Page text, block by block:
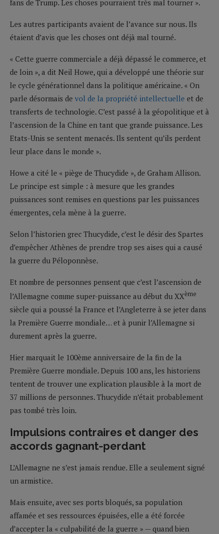
fans de Trump. Les choses pourraient très mal tourner ».
Les autres participants avaient de l’avance sur nous. Ils
étaient d’avis que les choses ont déjà mal tourné.
« Cette guerre commerciale a déjà dépassé le commerce, et
de loin », a dit Neil Howe, qui a développé une théorie sur
le cycle générationnel dans la politique américaine. « On
parle désormais de vol de la propriété intellectuelle et de
transferts de technologie. C’est passé à la géopolitique et à
l’ascension de la Chine en tant que grande puissance. Les
Etats-Unis se sentent menacés. Ils sentent qu’ils perdent
leur place dans le monde ».
Howe a cité le « piège de Thucydide », de Graham Allison.
Le principe est simple : à mesure que les grandes
puissances sont remises en questions par les puissances
émergentes, cela mène à la guerre.
Selon l’historien grec Thucydide, c’est le désir des Spartes
d’empêcher Athènes de prendre trop ses aises qui a causé
la guerre du Péloponnèse.
Et nombre de personnes pensent que c’est l’ascension de
l’Allemagne comme super-puissance au début du XXème
siècle qui a poussé la France et l’Angleterre à se jeter dans
la Première Guerre mondiale… et à punir l’Allemagne si
durement après la guerre.
Hier marquait le 100ème anniversaire de la fin de la
Première Guerre mondiale. Depuis 100 ans, les historiens
tentent de trouver une explication plausible à la mort de
37 millions de personnes. Thucydide n’était probablement
pas tombé très loin.
Impulsions contraires et danger des
accords gagnant-perdant
L’Allemagne ne s’est jamais rendue. Elle a seulement signé
un armistice.
Mais ensuite, avec ses ports bloqués, sa population
affamée et ses ressources épuisées, elle a été forcée
d’accepter la « culpabilité de la guerre » — quand bien